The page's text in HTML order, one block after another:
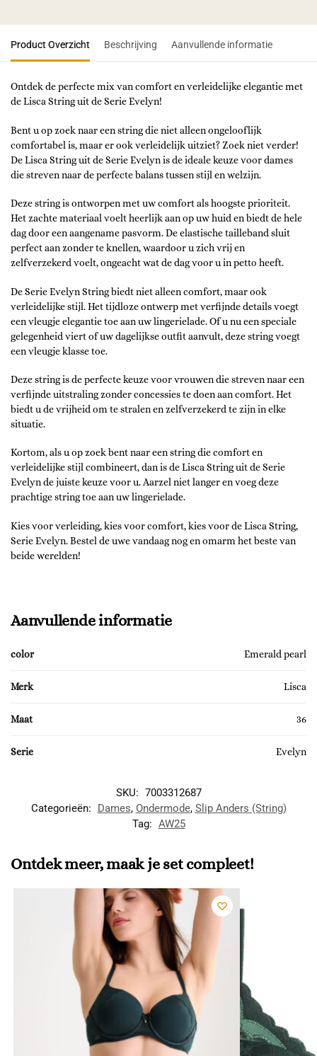
Product Overzicht Beschrijving Aanvullende informatie
Ontdek de perfecte mix van comfort en verleidelijke elegantie met
de Lisca String uit de Serie Evelyn!
Bent u op zoek naar een string die niet alleen ongelooflijk
comfortabel is, maar er ook verleidelijk uitziet? Zoek niet verder!
De Lisca String uit de Serie Evelyn is de ideale keuze voor dames
die streven naar de perfecte balans tussen stijl en welzijn.
Deze string is ontworpen met uw comfort als hoogste prioriteit.
Het zachte materiaal voelt heerlijk aan op uw huid en biedt de hele
dag door een aangename pasvorm. De elastische tailleband sluit
perfect aan zonder te knellen, waardoor u zich vrij en
zelfverzekerd voelt, ongeacht wat de dag voor u in petto heeft.
De Serie Evelyn String biedt niet alleen comfort, maar ook
verleidelijke stijl. Het tijdloze ontwerp met verfijnde details voegt
een vleugje elegantie toe aan uw lingerielade. Of u nu een speciale
gelegenheid viert of uw dagelijkse outfit aanvult, deze string voegt
een vleugje klasse toe.
Deze string is de perfecte keuze voor vrouwen die streven naar een
verfijnde uitstraling zonder concessies te doen aan comfort. Het
biedt u de vrijheid om te stralen en zelfverzekerd te zijn in elke
situatie.
Kortom, als u op zoek bent naar een string die comfort en
verleidelijke stijl combineert, dan is de Lisca String uit de Serie
Evelyn de juiste keuze voor u. Aarzel niet langer en voeg deze
prachtige string toe aan uw lingerielade.
Kies voor verleiding, kies voor comfort, kies voor de Lisca String,
Serie Evelyn. Bestel de uwe vandaag nog en omarm het beste van
beide werelden!
Aanvullende informatie
color Emerald pearl
Merk Lisca
Maat 36
Serie Evelyn
SKU: 7003312687
Categorieën:
Dames, Ondermode, Slip Anders (String)
Tag: AW25
Ontdek meer, maak je set compleet!